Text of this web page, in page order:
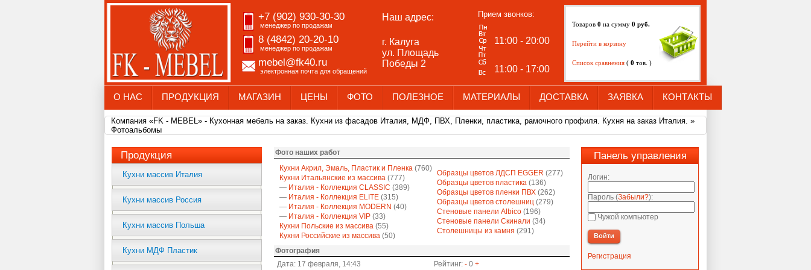
Наш адрес:
г. Калуга
ул. Площадь
Победы 2
Товаров 0 на сумму 0 руб.
Перейти в корзину
Список сравнения ( 0 тов. )
+7 (902) 930-30-30
менеджер по продажам
8 (4842) 20-20-10
менеджер по продажам
mebel@fk40.ru
электронная почта для обращений
Прием звонков:
11:00 - 20:00
11:00 - 17:00
О НАС ПРОДУКЦИЯ МАГАЗИН ЦЕНЫ ФОТО ПОЛЕЗНОЕ МАТЕРИАЛЫ ДОСТАВКА ЗАЯВКА КОНТАКТЫ
Компания «FK - MEBEL» - Кухонная мебель на заказ. Кухни из фасадов Италия, МДФ, ПВХ, Пленки, пластика, рамочного профиля. Кухня на заказ Италия. »
Фотоальбомы
Продукция
Кухни массив Италия
Кухни массив Россия
Кухни массив Польша
Кухни МДФ Пластик
Фото наших работ
Кухни Акрил, Эмаль, Пластик и Пленка (760)
Кухни Итальянские из массива (777)
— Италия - Коллекция CLASSIC (389)
— Италия - Коллекция ELITE (315)
— Италия - Коллекция MODERN (40)
— Италия - Коллекция VIP (33)
Кухни Польские из массива (55)
Кухни Российские из массива (50)
Образцы цветов ЛДСП EGGER (277)
Образцы цветов пластика (136)
Образцы цветов пленки ПВХ (262)
Образцы цветов столешниц (279)
Стеновые панели Albico (196)
Стеновые панели Скинали (34)
Столешницы из камня (291)
Фотография
Дата: 17 февраля, 14:43
Рейтинг: - 0 +
Панель управления
Логин:
Пароль (Забыли?):
Чужой компьютер
Войти
Регистрация